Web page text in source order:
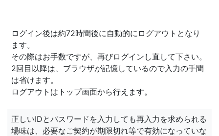
ログイン後は約72時間後に自動的にログアウトとなり
ます。
その際はお手数ですが、再びログインし直して下さい。
2回目以降は、ブラウザが記憶しているので入力の手間
は省けます。
ログアウトはトップ画面から行えます。
正しいIDとパスワードを入力しても再入力を求められる
場味は、必要なご契約が期限切れ等で有効になっていな